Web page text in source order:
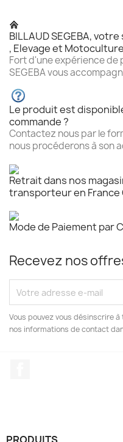
BILLAUD SEGEBA,
, Elevage et
Fort d'une expérience de
SEGEBA vous
Le produit est
commande ?
Contactez nous par le
nous procéderons à son
Retrait dans nos
transporteur en
Mode de Paiement par
Recevez nos
Vous pouvez vous désinscrire
nos informations de contact